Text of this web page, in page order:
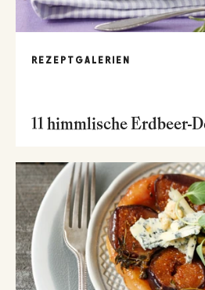
REZEPTGALERIEN
11 himmlische Erdbeer-